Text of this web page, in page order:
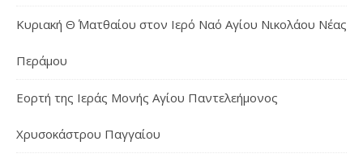
Κυριακή Θ΄ Ματθαίου στον Ιερό Ναό Αγίου Νικολάου Νέας
Περάμου
Εορτή της Ιεράς Μονής Αγίου Παντελεήμονος
Χρυσοκάστρου Παγγαίου